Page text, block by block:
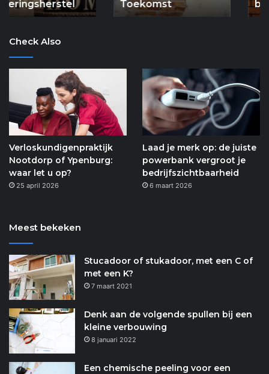
Toekomst
spouwankers
belangrijk
belangrijk zijn
Check Also
Verloskundigenpraktijk
Nootdorp of Ypenburg:
waar let u op?
25 april 2026
Laad je merk op: de juiste
powerbank vergroot je
bedrijfszichtbaarheid
6 maart 2026
Meest bekeken
Stucadoor of stukadoor, met een C of
met een K?
7 maart 2021
Denk aan de volgende spullen bij een
kleine verbouwing
8 januari 2022
Een chemische peeling voor een